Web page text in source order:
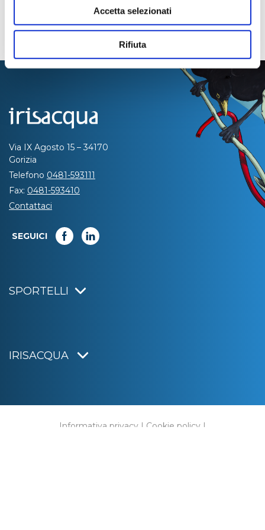
Accetta selezionati
Rifiuta
Via IX Agosto 15 – 34170
Gorizia
Telefono 0481-593111
Fax: 0481-593410
Contattaci
SEGUICI
SPORTELLI
IRISACQUA
Informativa privacy | Cookie policy |